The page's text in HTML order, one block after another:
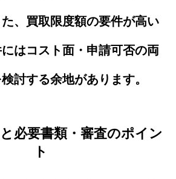
、買取限度額の要件が高い
はコスト面・申請可否の両
討する余地があります。
必要書類・審査のポイン
ト